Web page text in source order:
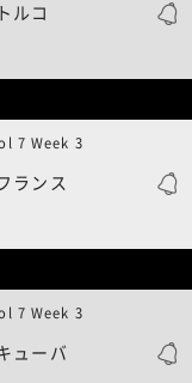
トルコ
ランス
7 Week 3
ューバ
7 Week 3